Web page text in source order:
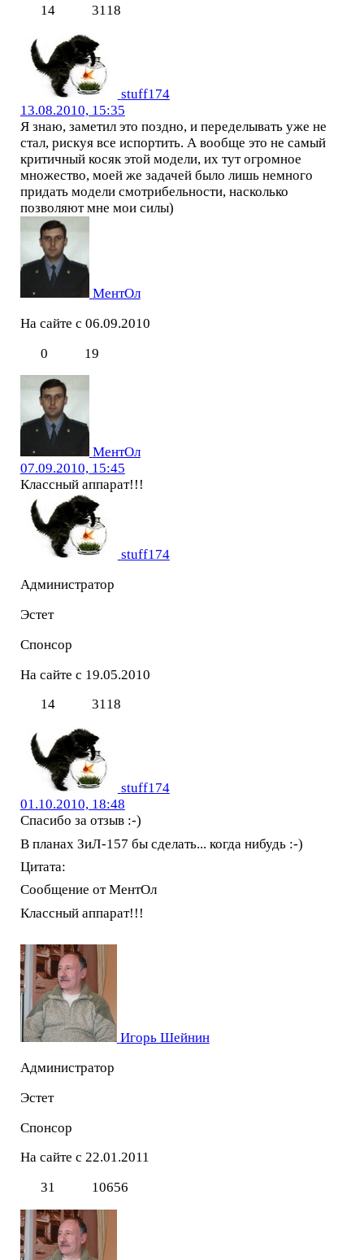
14
3118
stuff174
13.08.2010, 15:35
Я знаю, заметил это поздно, и переделывать уже не
стал, рискуя все испортить. А вообще это не самый
критичный косяк этой модели, их тут огромное
множество, моей же задачей было лишь немного
придать модели смотрибельности, насколько
позволяют мне мои силы)
МентОл
На сайте с 06.09.2010
0
19
МентОл
07.09.2010, 15:45
Классный аппарат!!!
stuff174
Администратор
Эстет
Спонсор
На сайте с 19.05.2010
14
3118
stuff174
01.10.2010, 18:48
Спасибо за отзыв :-)
В планах ЗиЛ-157 бы сделать... когда нибудь :-)
Цитата:
Сообщение от МентОл
Классный аппарат!!!
Игорь Шейнин
Администратор
Эстет
Спонсор
На сайте с 22.01.2011
31
10656